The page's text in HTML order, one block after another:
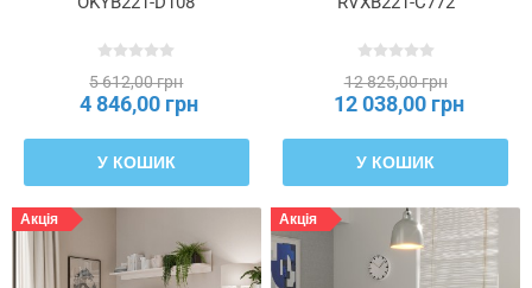
5 612,00 грн
4 846,00 грн
У КОШИК
12 825,00 грн
12 038,00 грн
У КОШИК
Акція Акція